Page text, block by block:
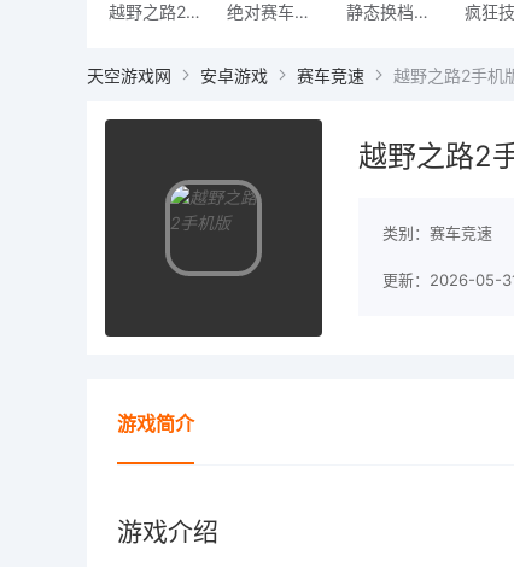
越野之路2手机版 绝对赛车国际服安卓版 静态换档赛车安卓版
天空游戏网 安卓游戏 赛车竞速 越野之路2手机
越野之路2
类别：赛车竞速
更新：2026-05-
游戏简介
游戏介绍